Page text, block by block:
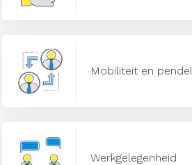
Mobiliteit en pendel
Werkgelegenheid